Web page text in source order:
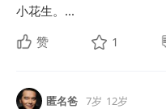
小花生。...
赞
1
匿名爸 7岁 12岁